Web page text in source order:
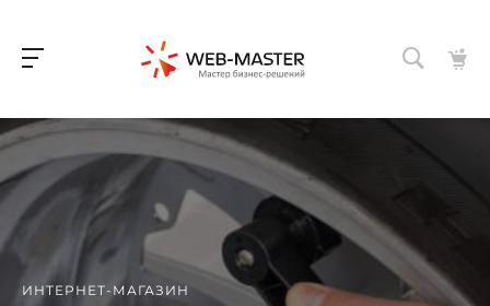
ИНТЕРНЕТ-МАГАЗИН